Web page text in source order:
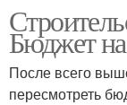
Бюджет на
После всего
пересмотреть